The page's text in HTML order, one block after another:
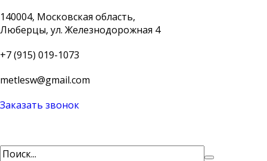
140004, Московская область,
Люберцы, ул. Железнодорожная 4
+7 (915) 019-1073
metlesw@gmail.com
Заказать звонок